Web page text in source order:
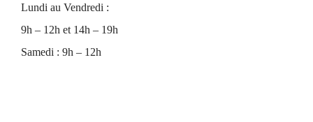
Lundi au Vendredi :
9h – 12h et 14h – 19h
Samedi : 9h – 12h